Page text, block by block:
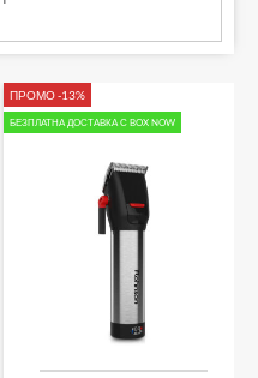
ПРОМО -13%
БЕЗПЛАТНА ДОСТАВКА С BOX NOW